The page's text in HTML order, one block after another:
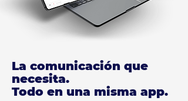
La comunicación que
necesita.
Todo en una misma app.